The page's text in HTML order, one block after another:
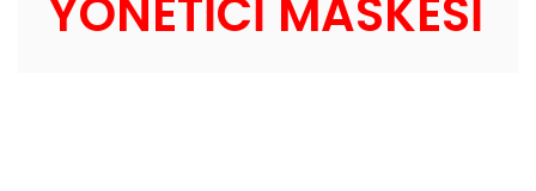
YÖNETİCİ MASKESİ